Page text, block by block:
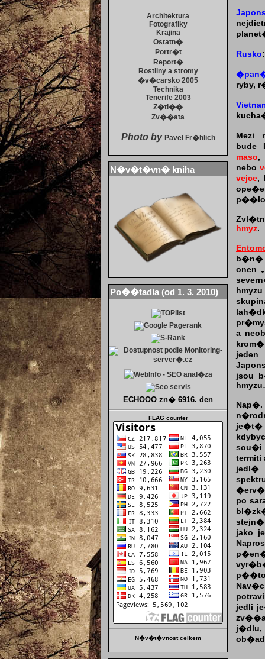
Architektura
Fotografiky
Krajina
Ostatn�
Portr�t
Report�
Rostliny a stromy
�v�carsko 2005
Technika
Tenerife 2003
Z�ti��
Zv��ata
Photo by Pavel Fr�hlich
N�v�t�vn� kniha
Po��tadla (od 1. 3. 2010)
ECHOOO zn� 6916. den
FLAG counter
N�v�t�vnost celkem
Rusko
ryby,
Mezi
bude
maso,
nebo
vejce,
hmyz.
b�n�
onen
a
jsou
je�t�
sou�i
termiti
jedl�
po
jako
jedli